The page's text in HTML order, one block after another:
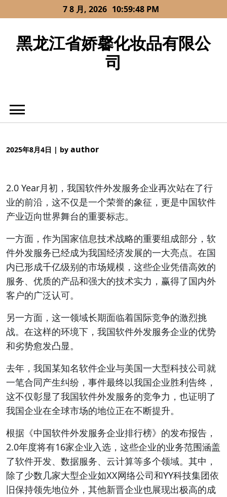
to
7 8 月, 2026 10:59:49 PM
黑龙江省娇馨化妆品有限公
司
2025年8月4日 | by author
2.0 Year月初，我国软件外发服务企业再次站在了行
业的前沿，这不仅是一个荣誉的象征，更是中国软件
产业迈向世界舞台的重要标志。
一方面，作为国家信息技术战略的重要组成部分，软
件外发服务已经成为我国经济发展的一大亮点。在国
内已形成千亿级别的市场规模，这些企业凭借高效的
服务、优质的产品和强大的技术实力，赢得了国内外
客户的广泛认可。
另一方面，这一领域长期面临着国际竞争的激烈挑
战。在这样的环境下，我国软件外发服务企业的优势
和劣势愈发凸显。
去年，我国某知名软件企业与美国一大型科技公司就
一笔合同产生纠纷，事件最终以我国企业胜利告终，
这不仅彰显了我国软件外发服务的竞争力，也证明了
我国企业在全球市场的地位正在不断提升。
根据《中国软件外发服务企业排行榜》的发布报告，
2.0年度将有16家企业入选，这些企业的业务范围涵盖
了软件开发、数据服务、云计算等多个领域。其中，
除了少数几家大型企业如XX网络公司和YY科技集团依
旧保持领先地位外，其他新晋企业也展现出极高的成